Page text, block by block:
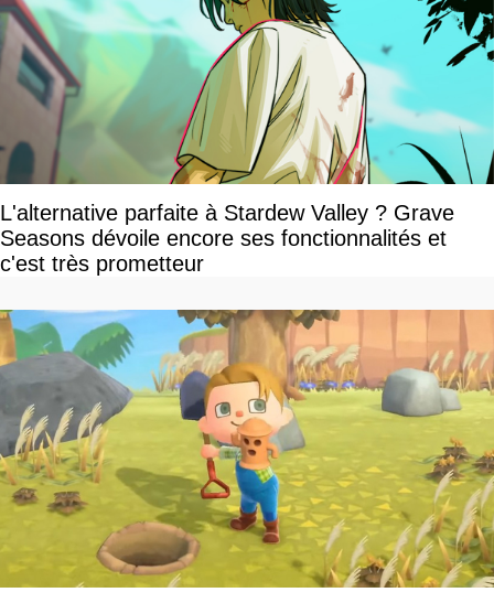
L'alternative parfaite à Stardew Valley ? Grave
Seasons dévoile encore ses fonctionnalités et
c'est très prometteur